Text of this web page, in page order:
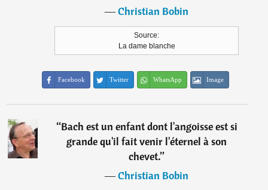
―Christian Bobin
Source:
La dame blanche
Facebook Twitter WhatsApp Image
“Bach est un enfant dont l'angoisse est si
grande qu'il fait venir l'éternel à son
chevet.”
―Christian Bobin